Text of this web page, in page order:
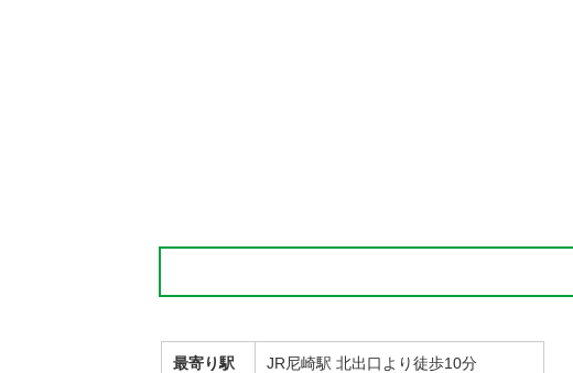
最寄り駅 JR尼崎駅 北出口より徒歩10分